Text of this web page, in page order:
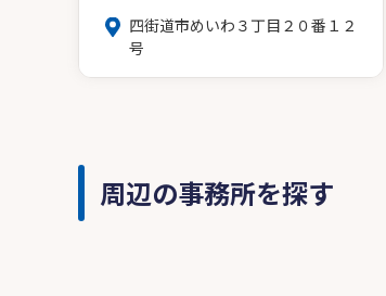
四街道市めいわ３丁目２０番１２
号
周辺の事務所を探す